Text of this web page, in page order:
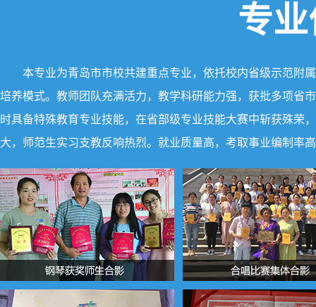
专
本专业为青岛市市校共建重点专业，依托校内省级示范附
培养模式。教师团队充满活力，教学科研能力强，获批多项省
时具备特殊教育专业技能，在省部级专业技能大赛中斩获殊
大，师范生实习支教反响热烈。就业质量高，考取事业编制率